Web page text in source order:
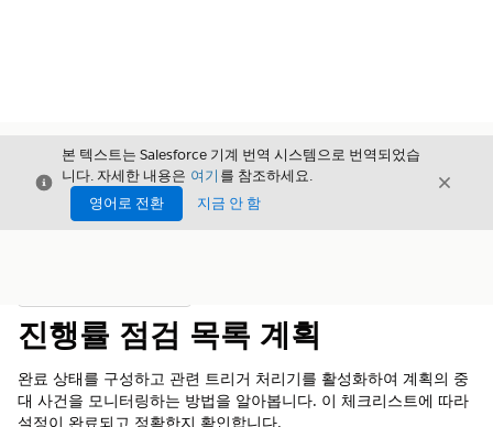
닫기
본 텍스트는 Salesforce 기계 번역 시스템으로 번역되었습
니다. 자세한 내용은 여기 를 참조하세요.
영어로 전환
지금 안 함
닫기
진행률 점검 목록 계획
완료 상태를 구성하고 관련 트리거 처리기를 활성화하여 계획의 중
대 사건을 모니터링하는 방법을 알아봅니다. 이 체크리스트에 따라
설정이 완료되고 정확한지 확인합니다.